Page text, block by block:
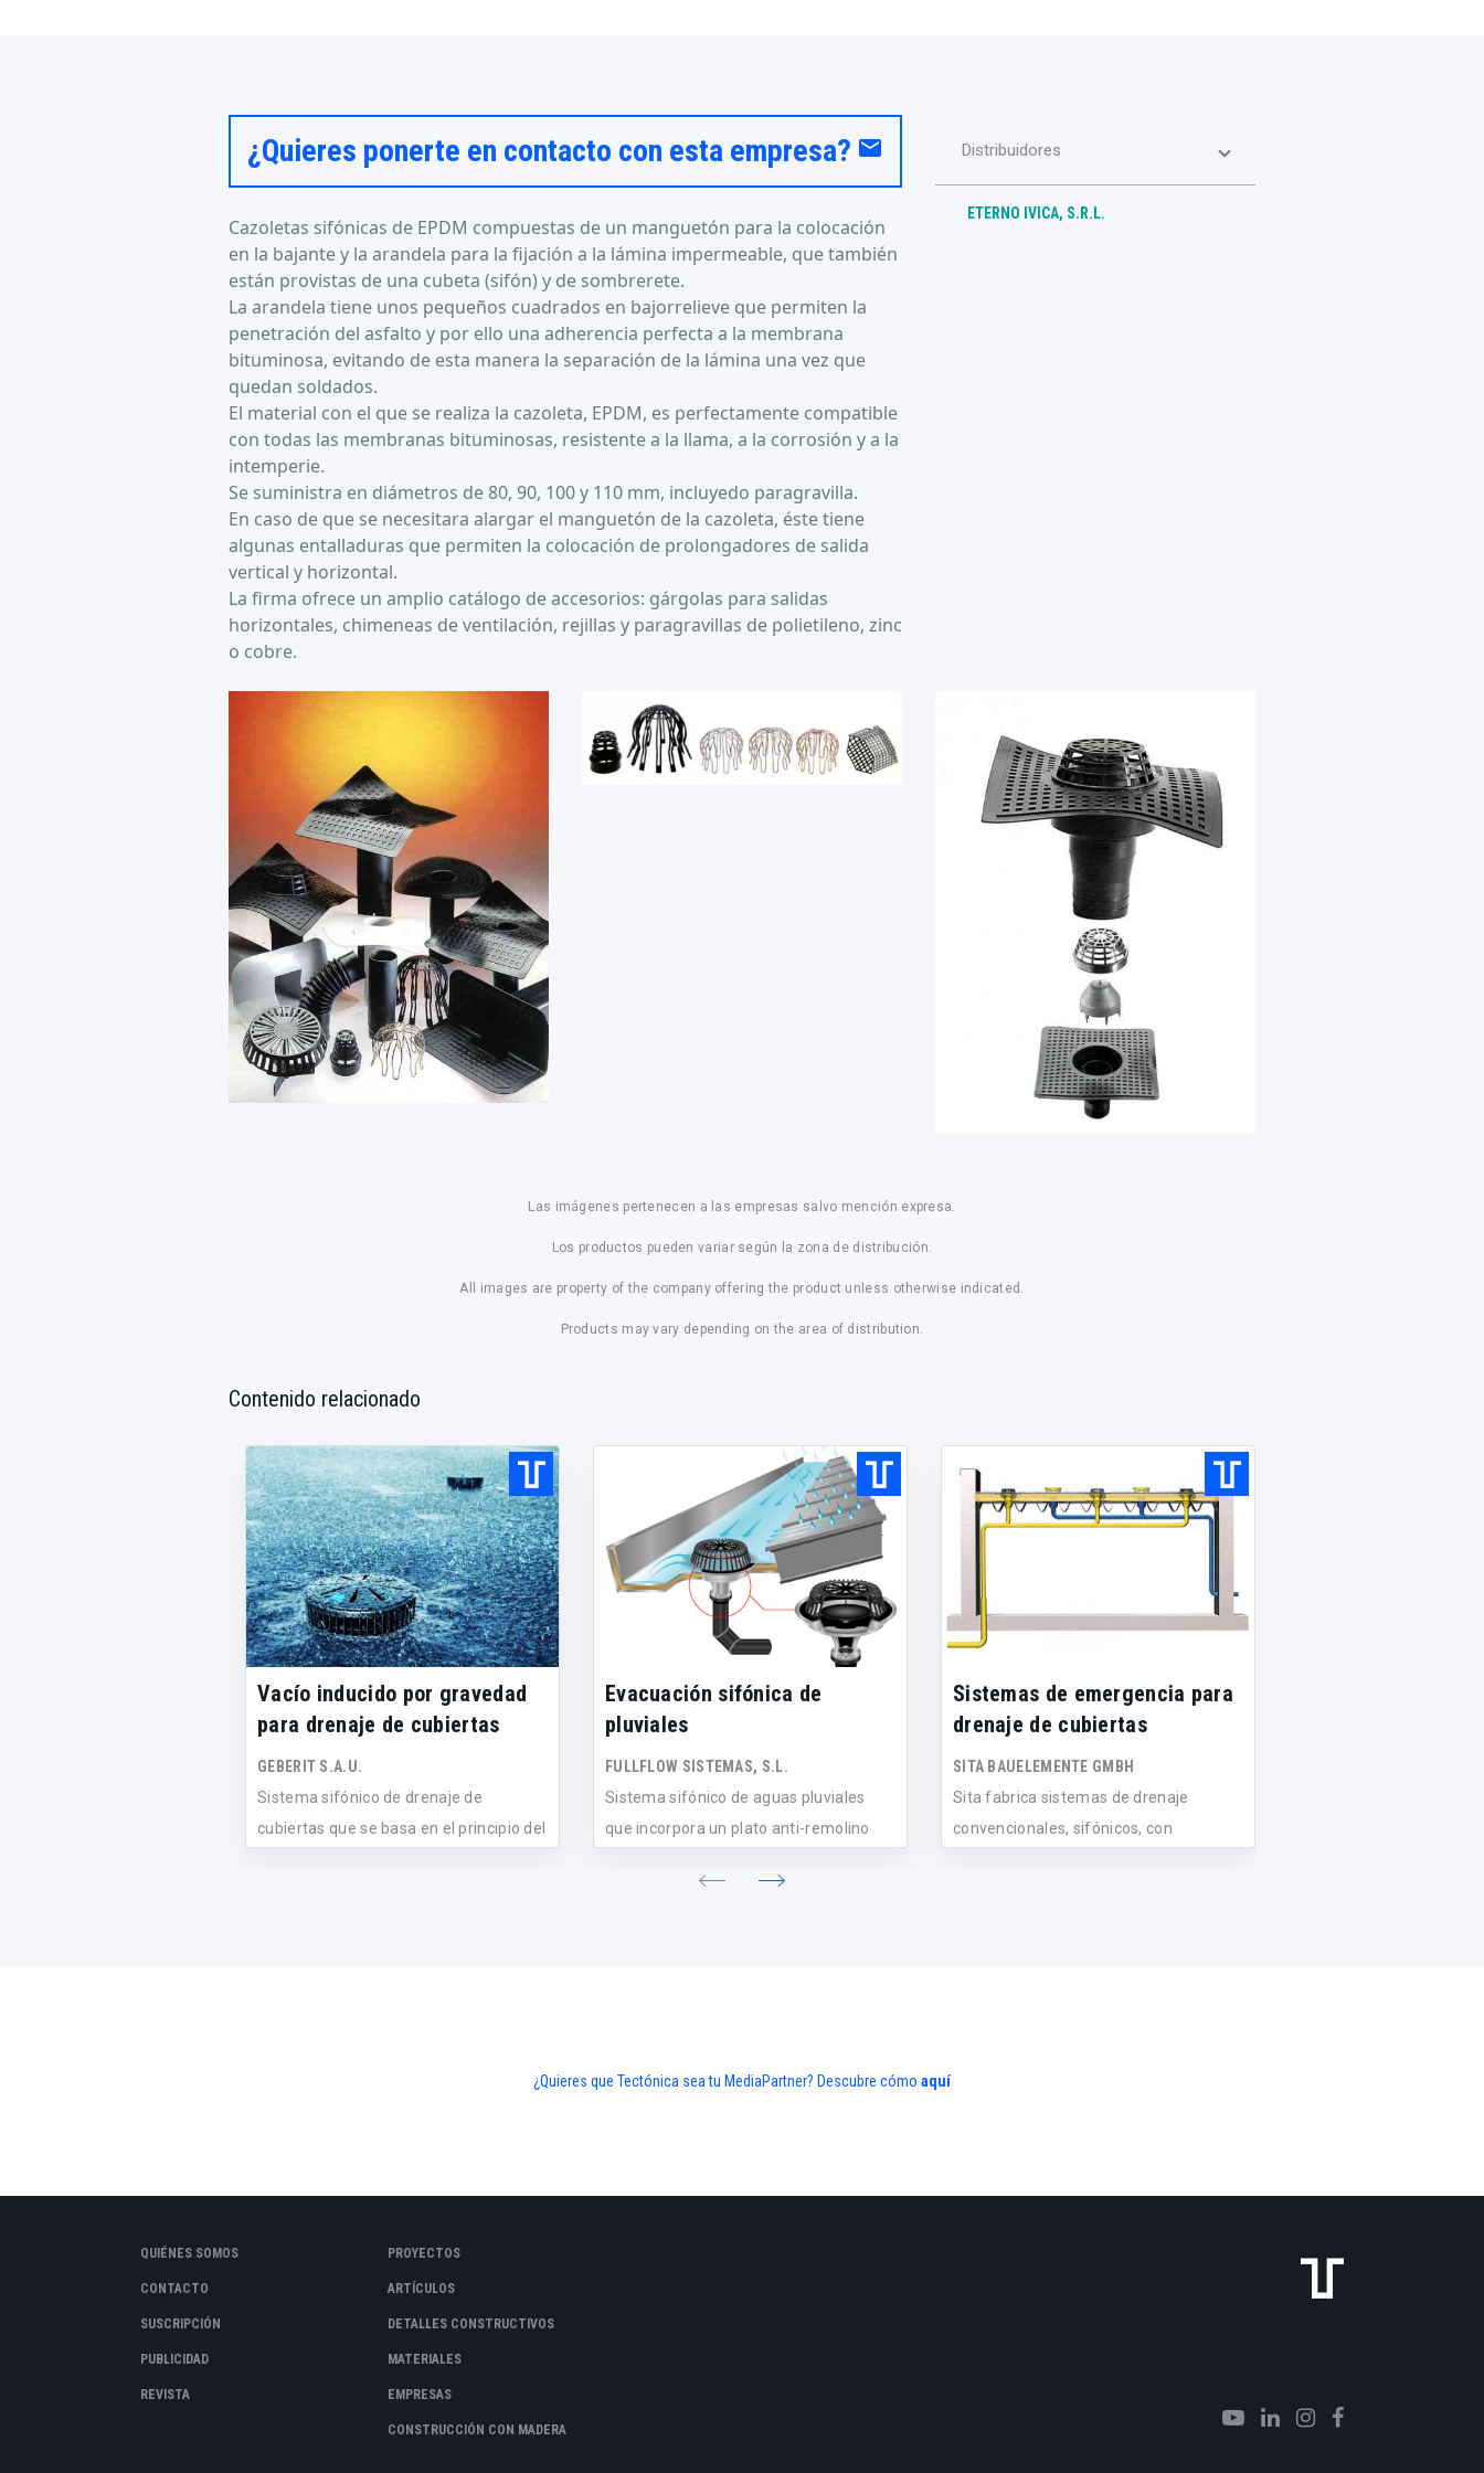
¿Quieres ponerte en contacto con esta empresa? email
Cazoletas sifónicas de EPDM compuestas de un manguetón para la colocación
en la bajante y la arandela para la fijación a la lámina impermeable, que también
están provistas de una cubeta (sifón) y de sombrerete.
La arandela tiene unos pequeños cuadrados en bajorrelieve que permiten la
penetración del asfalto y por ello una adherencia perfecta a la membrana
bituminosa, evitando de esta manera la separación de la lámina una vez que
quedan soldados.
El material con el que se realiza la cazoleta, EPDM, es perfectamente compatible
con todas las membranas bituminosas, resistente a la llama, a la corrosión y a la
intemperie.
Se suministra en diámetros de 80, 90, 100 y 110 mm, incluyedo paragravilla.
En caso de que se necesitara alargar el manguetón de la cazoleta, éste tiene
algunas entalladuras que permiten la colocación de prolongadores de salida
vertical y horizontal.
La firma ofrece un amplio catálogo de accesorios: gárgolas para salidas
horizontales, chimeneas de ventilación, rejillas y paragravillas de polietileno, zinc
o cobre.
Distribuidores
ETERNO IVICA, S.R.L.
Las imágenes pertenecen a las empresas salvo mención expresa.
Los productos pueden variar según la zona de distribución.
All images are property of the company offering the product unless otherwise indicated.
Products may vary depending on the area of distribution.
Contenido relacionado
Vacío inducido por gravedad
para drenaje de cubiertas
GEBERIT S.A.U.
Sistema sifónico de drenaje de
cubiertas que se basa en el principio del
Evacuación sifónica de
pluviales
FULLFLOW SISTEMAS, S.L.
Sistema sifónico de aguas pluviales
que incorpora un plato anti-remolino
Sistemas de emergencia para
drenaje de cubiertas
SITA BAUELEMENTE GMBH
Sita fabrica sistemas de drenaje
convencionales, sifónicos, con
¿Quieres que Tectónica sea tu MediaPartner? Descubre cómo aquí
QUIÉNES SOMOS
CONTACTO
SUSCRIPCIÓN
PUBLICIDAD
REVISTA
PROYECTOS
ARTÍCULOS
DETALLES CONSTRUCTIVOS
MATERIALES
EMPRESAS
CONSTRUCCIÓN CON MADERA